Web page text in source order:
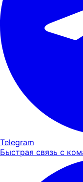
Telegram
Быстрая связь с